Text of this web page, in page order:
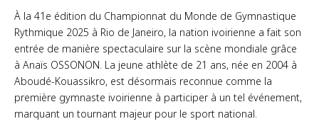
À la 41e édition du Championnat du Monde de Gymnastique
Rythmique 2025 à Rio de Janeiro, la nation ivoirienne a fait son
entrée de manière spectaculaire sur la scène mondiale grâce
à Anaïs OSSONON. La jeune athlète de 21 ans, née en 2004 à
Aboudé-Kouassikro, est désormais reconnue comme la
première gymnaste ivoirienne à participer à un tel événement,
marquant un tournant majeur pour le sport national.